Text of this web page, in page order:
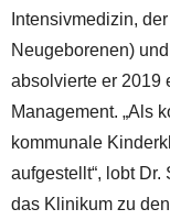
Intensivmedizin, der
Neugeborenen)
absolvierte er 2019
Management. „Als
kommunale
aufgestellt“, lobt Dr.
das Klinikum zu